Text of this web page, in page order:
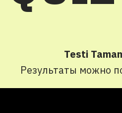
Testi
Результаты можно